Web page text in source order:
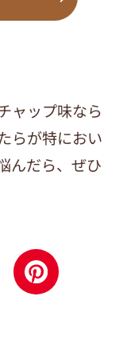
ャップ味なら
らが特におい
んだら、ぜひ